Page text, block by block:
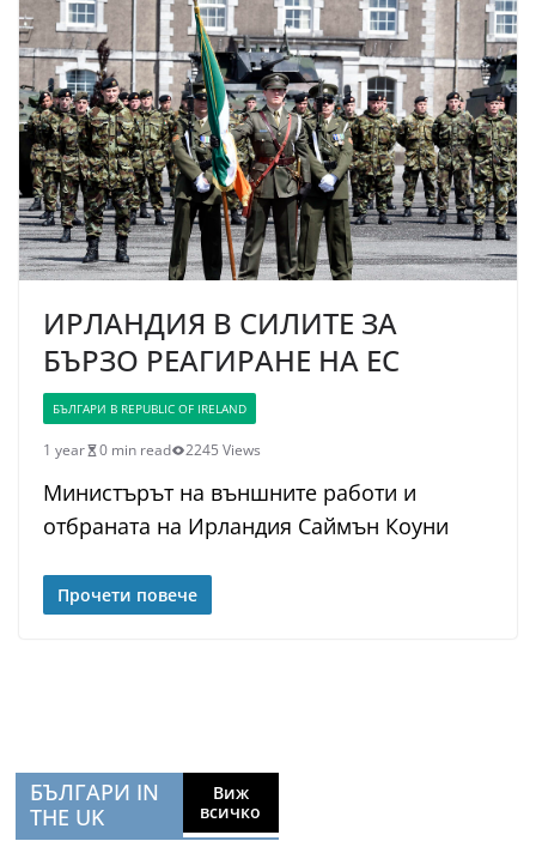
ИРЛАНДИЯ В СИЛИТЕ ЗА
БЪРЗО РЕАГИРАНЕ НА ЕС
БЪЛГАРИ В REPUBLIC OF IRELAND
1 year 0 min read 2245 Views
Министърът на външните работи и
отбраната на Ирландия Саймън Коуни
Прочети повече
БЪЛГАРИ IN
THE UK
Виж
всичко